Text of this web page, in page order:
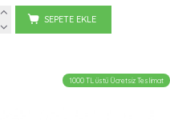
SEPETE EKLE
1000 TL üstü Ücretsiz Teslimat